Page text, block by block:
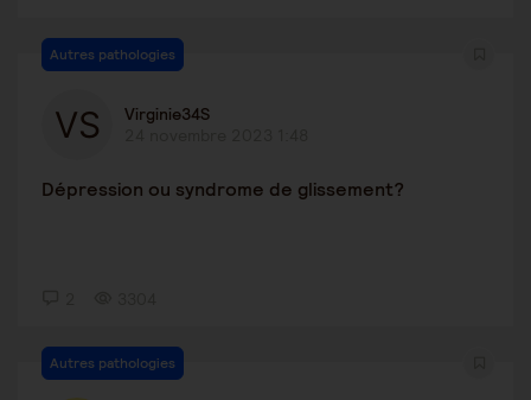
Autres pathologies
Virginie34S
Dépression ou syndrome de glissement?
Autres pathologies